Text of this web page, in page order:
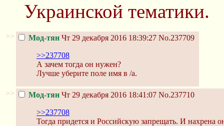
Украинской тематики.
>> Мод-тян Чт 29 декабря 2016 18:39:27 No.237709
>>237708
А зачем тогда он нужен?
Лучше уберите поле имя в /а.
>> Мод-тян Чт 29 декабря 2016 18:41:07 No.237710
>>237708
Тогда придется и Российскую запрещать. И нахрена